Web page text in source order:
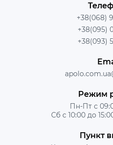
+38(068)
+38(095)
+38(093)
Режим
Пн-Пт с
Сб с 10:00 до
Пункт